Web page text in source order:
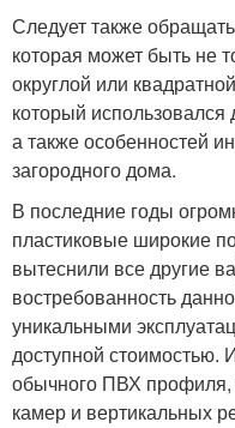
Следует также
которая может быть не
округлой или
который использовался
а также особенностей
загородного дома.
В последние годы
пластиковые широкие
вытеснили все другие
востребованность
уникальными
доступной стоимостью.
обычного ПВХ профиля,
камер и вертикальных